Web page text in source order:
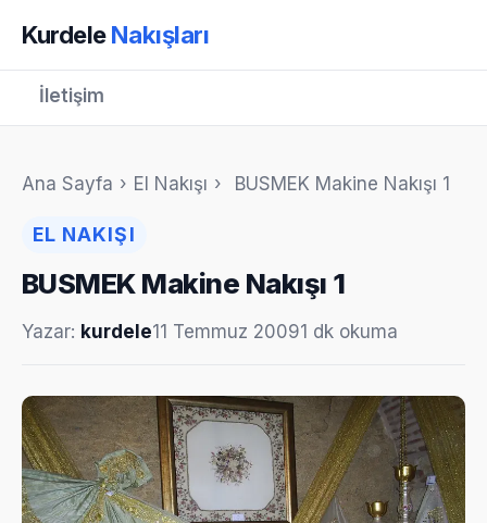
KurdeleNakışları
İletişim
Ana Sayfa › El Nakışı › BUSMEK Makine Nakışı 1
EL NAKIŞI
BUSMEK Makine Nakışı 1
Yazar: kurdele11 Temmuz 20091 dk okuma